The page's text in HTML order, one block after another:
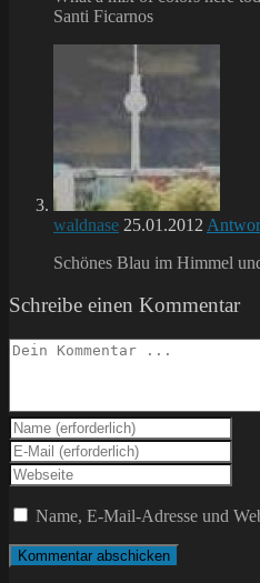
Santi Ficarnos
waldnase 25.01.2012
Schönes Blau im Himmel
Schreibe einen Kommentar
Kommentieren
Gib
deinen
Namen
oder
Benutzernamen
zum
Kommentieren
ein
Gib
deine
E-
Mail-
Adresse
zum
Kommentieren
Gib
deine
Website-
ein
(optional)
Name, E-Mail-Adresse und